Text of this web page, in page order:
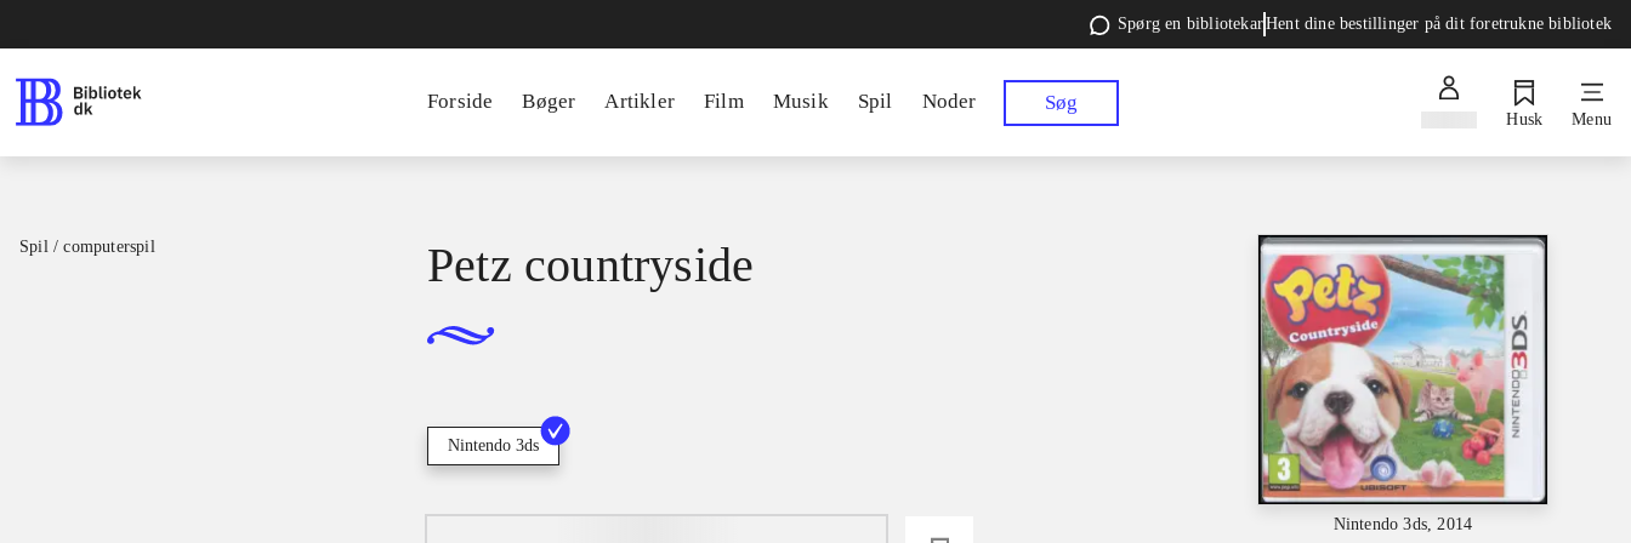
Spørg en bibliotekarHent dine bestillinger på dit foretrukne bibliotek
Forside Bøger Artikler Film Musik Spil Noder Søg
Husk Menu
Spil / computerspil
Nintendo 3ds, 2014
Petz countryside
Nintendo 3ds